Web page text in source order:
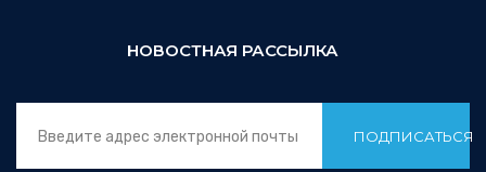
НОВОСТНАЯ РАССЫЛКА
ПОДПИСАТЬСЯ